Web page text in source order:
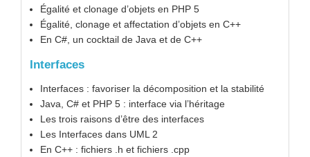
Égalité et clonage d’objets en PHP 5
Égalité, clonage et affectation d’objets en C++
En C#, un cocktail de Java et de C++
Interfaces
Interfaces : favoriser la décomposition et la stabilité
Java, C# et PHP 5 : interface via l’héritage
Les trois raisons d’être des interfaces
Les Interfaces dans UML 2
En C++ : fichiers .h et fichiers .cpp